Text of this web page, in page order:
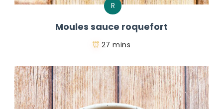
R
Moules sauce roquefort
27 mins